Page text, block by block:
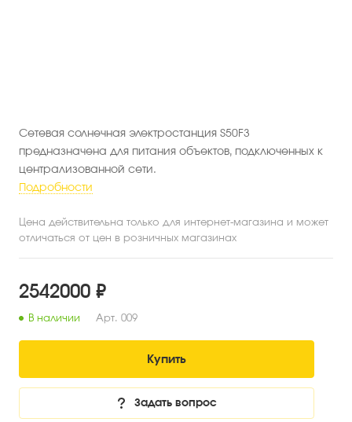
Сетевая солнечная электростанция S50F3
предназначена для питания объектов, подключенных к
централизованной сети.
Подробности
Цена действительна только для интернет-магазина и может
отличаться от цен в розничных магазинах
2542000 ₽
В наличии Арт. 009
Купить
Задать вопрос